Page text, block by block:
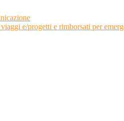
e/progetti e rimborsati per